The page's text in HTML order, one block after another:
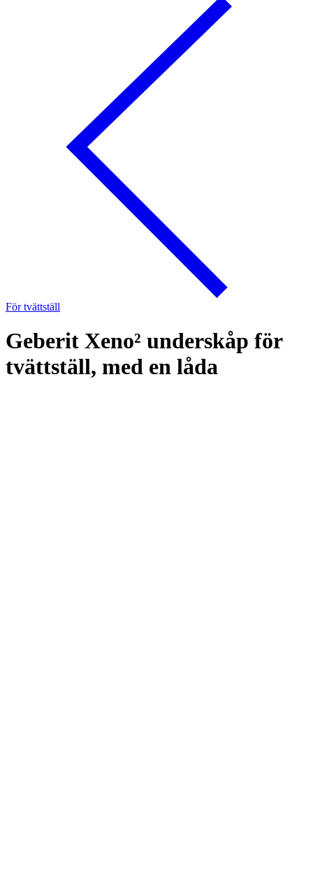
För tvättställ
Geberit Xeno² underskåp för
tvättställ, med en låda